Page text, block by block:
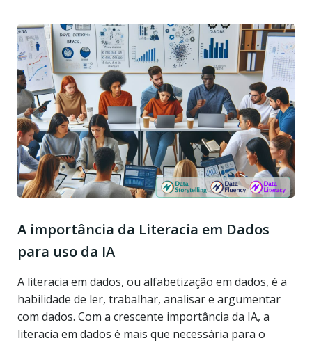
A importância da Literacia em Dados
para uso da IA
A literacia em dados, ou alfabetização em dados, é a
habilidade de ler, trabalhar, analisar e argumentar
com dados. Com a crescente importância da IA, a
literacia em dados é mais que necessária para o